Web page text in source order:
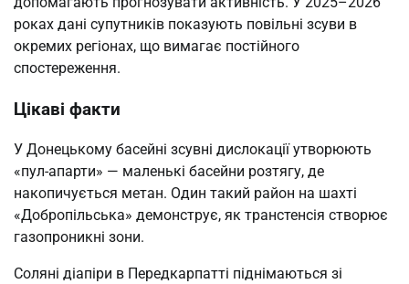
роках дані супутників показують повільні зсуви в
окремих регіонах, що вимагає постійного
спостереження.
Цікаві факти
У Донецькому басейні зсувні дислокації утворюють
«пул-апарти» — маленькі басейни розтягу, де
накопичується метан. Один такий район на шахті
«Добропільська» демонструє, як транстенсія створює
газопроникні зони.
Соляні діапіри в Передкарпатті піднімаються зі